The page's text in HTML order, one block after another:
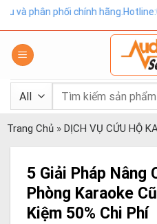
Skip
content
chính
kiếm:
Trang Chủ» DỊCH VỤ CỨU HỘ
5 Giải Pháp Nâng
Phòng Karaoke
Kiệm 50% Chi Phí